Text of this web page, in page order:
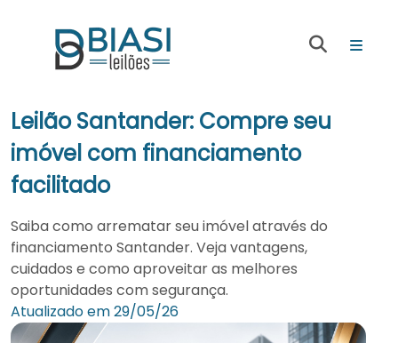
Leilão Santander: Compre seu
imóvel com financiamento
facilitado
Saiba como arrematar seu imóvel através do
financiamento Santander. Veja vantagens,
cuidados e como aproveitar as melhores
oportunidades com segurança.
Atualizado em 29/05/26